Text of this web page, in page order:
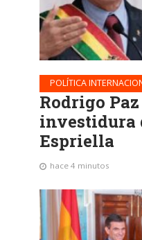
POLÍTICA
Rodrigo
investidura
Espriella
hace 4 minutos